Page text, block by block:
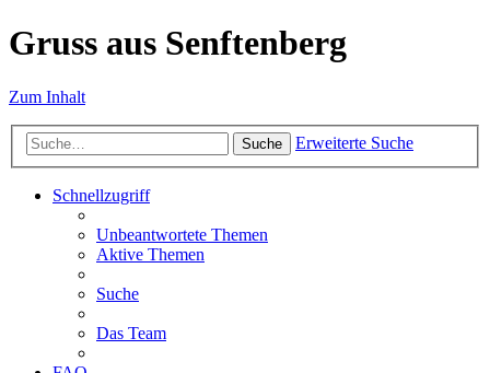
Gruss aus Senftenberg
Zum Inhalt
Suche Erweiterte Suche
Schnellzugriff
Unbeantwortete Themen
Aktive Themen
Suche
Das Team